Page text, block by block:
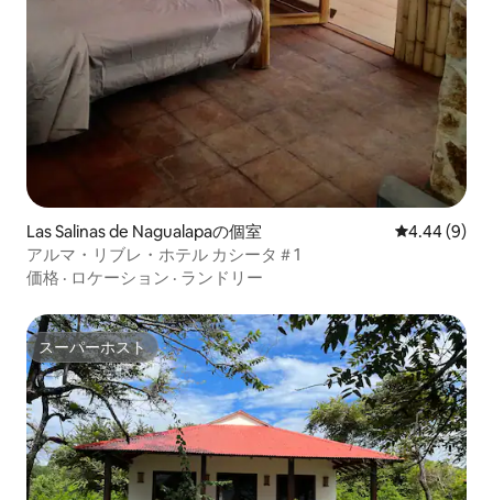
Las Salinas de Nagualapaの個室 レビュー9件
4.44 (9)
アルマ・リブレ・ホテル カシータ＃1
価格 · ロケーション · ランドリー
スーパーホスト
スーパーホスト